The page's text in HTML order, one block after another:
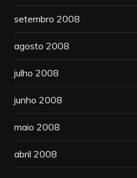
setembro 2008
agosto 2008
julho 2008
junho 2008
maio 2008
abril 2008